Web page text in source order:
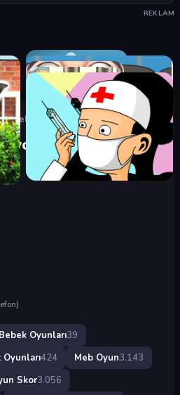
REKLAM
›Hazelin Kolu Kırılıyor
Bebek Oyunları39
Oyunları424 Meb Oyun3.143
Skor3.056